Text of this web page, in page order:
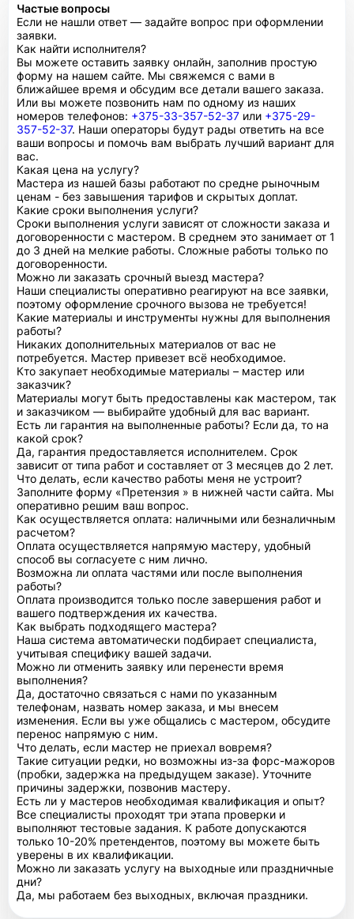
Частые вопросы
Если не нашли ответ — задайте вопрос при оформлении
заявки.
Как найти исполнителя?
Вы можете оставить заявку онлайн, заполнив простую
форму на нашем сайте. Мы свяжемся с вами в
ближайшее время и обсудим все детали вашего заказа.
Или вы можете позвонить нам по одному из наших
номеров телефонов: +375-33-357-52-37 или +375-29-
357-52-37. Наши операторы будут рады ответить на все
ваши вопросы и помочь вам выбрать лучший вариант для
вас.
Какая цена на услугу?
Мастера из нашей базы работают по средне рыночным
ценам - без завышения тарифов и скрытых доплат.
Какие сроки выполнения услуги?
Сроки выполнения услуги зависят от сложности заказа и
договоренности с мастером. В среднем это занимает от 1
до 3 дней на мелкие работы. Сложные работы только по
договоренности.
Можно ли заказать срочный выезд мастера?
Наши специалисты оперативно реагируют на все заявки,
поэтому оформление срочного вызова не требуется!
Какие материалы и инструменты нужны для выполнения
работы?
Никаких дополнительных материалов от вас не
потребуется. Мастер привезет всё необходимое.
Кто закупает необходимые материалы – мастер или
заказчик?
Материалы могут быть предоставлены как мастером, так
и заказчиком — выбирайте удобный для вас вариант.
Есть ли гарантия на выполненные работы? Если да, то на
какой срок?
Да, гарантия предоставляется исполнителем. Срок
зависит от типа работ и составляет от 3 месяцев до 2 лет.
Что делать, если качество работы меня не устроит?
Заполните форму «Претензия » в нижней части сайта. Мы
оперативно решим ваш вопрос.
Как осуществляется оплата: наличными или безналичным
расчетом?
Оплата осуществляется напрямую мастеру, удобный
способ вы согласуете с ним лично.
Возможна ли оплата частями или после выполнения
работы?
Оплата производится только после завершения работ и
вашего подтверждения их качества.
Как выбрать подходящего мастера?
Наша система автоматически подбирает специалиста,
учитывая специфику вашей задачи.
Можно ли отменить заявку или перенести время
выполнения?
Да, достаточно связаться с нами по указанным
телефонам, назвать номер заказа, и мы внесем
изменения. Если вы уже общались с мастером, обсудите
перенос напрямую с ним.
Что делать, если мастер не приехал вовремя?
Такие ситуации редки, но возможны из-за форс-мажоров
(пробки, задержка на предыдущем заказе). Уточните
причины задержки, позвонив мастеру.
Есть ли у мастеров необходимая квалификация и опыт?
Все специалисты проходят три этапа проверки и
выполняют тестовые задания. К работе допускаются
только 10-20% претендентов, поэтому вы можете быть
уверены в их квалификации.
Можно ли заказать услугу на выходные или праздничные
дни?
Да, мы работаем без выходных, включая праздники.